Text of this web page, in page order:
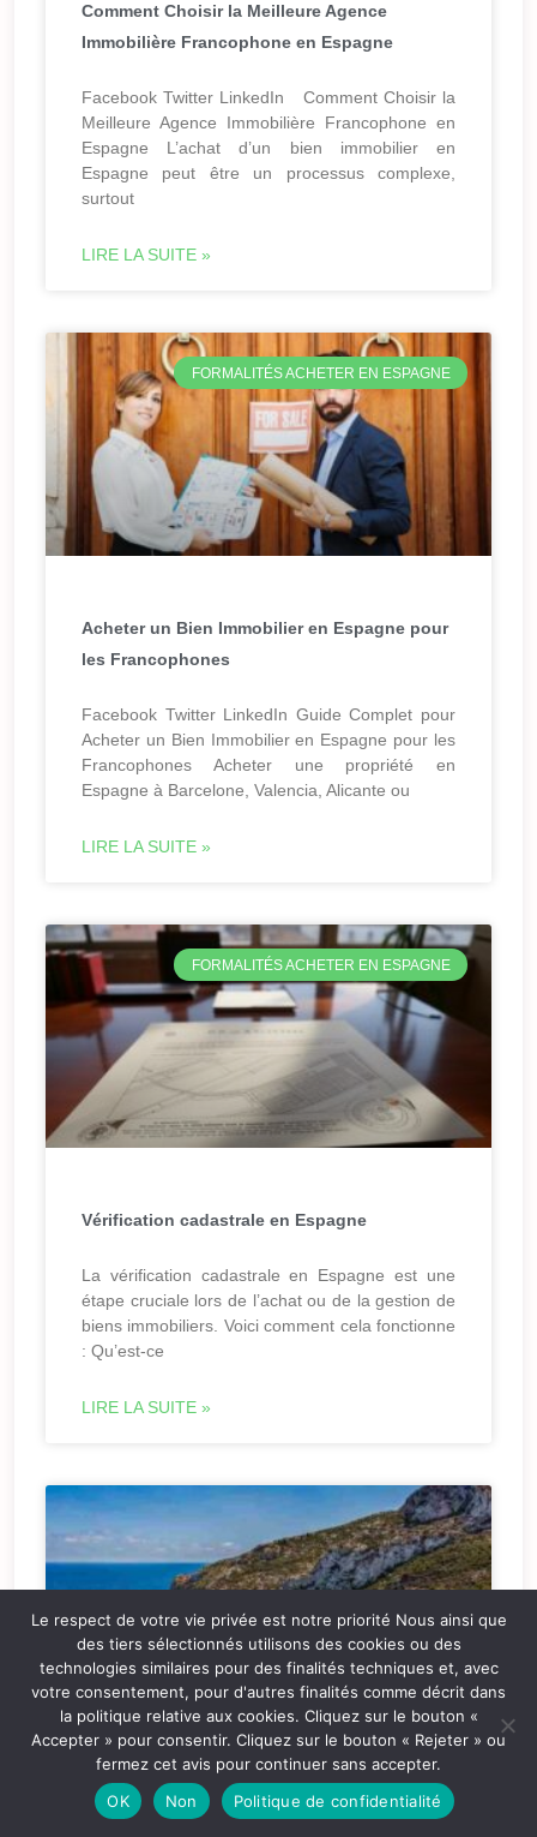
Comment Choisir la Meilleure Agence
Immobilière Francophone en Espagne
Facebook Twitter LinkedIn Comment Choisir la
Meilleure Agence Immobilière Francophone en
Espagne L’achat d’un bien immobilier en
Espagne peut être un processus complexe,
surtout
LIRE LA SUITE »
FORMALITÉS ACHETER EN ESPAGNE
Acheter un Bien Immobilier en Espagne pour
les Francophones
Facebook Twitter LinkedIn Guide Complet pour
Acheter un Bien Immobilier en Espagne pour les
Francophones Acheter une propriété en
Espagne à Barcelone, Valencia, Alicante ou
LIRE LA SUITE »
FORMALITÉS ACHETER EN ESPAGNE
Vérification cadastrale en Espagne
La vérification cadastrale en Espagne est une
étape cruciale lors de l’achat ou de la gestion de
biens immobiliers. Voici comment cela fonctionne
: Qu’est-ce
LIRE LA SUITE »
Immobilier à Alicante
Le respect de votre vie privée est notre priorité Nous ainsi que
des tiers sélectionnés utilisons des cookies ou des
technologies similaires pour des finalités techniques et, avec
votre consentement, pour d'autres finalités comme décrit dans
la politique relative aux cookies. Cliquez sur le bouton «
Accepter » pour consentir. Cliquez sur le bouton « Rejeter » ou
fermez cet avis pour continuer sans accepter.
OK
Non Politique de confidentialité